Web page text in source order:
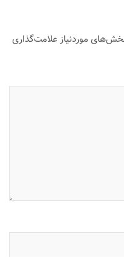
موردنیاز علامت‌گذاری